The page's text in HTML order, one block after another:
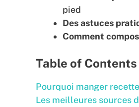
pied
Des astuces
Comment
Table of Contents
Pourquoi manger
Les meilleures sources